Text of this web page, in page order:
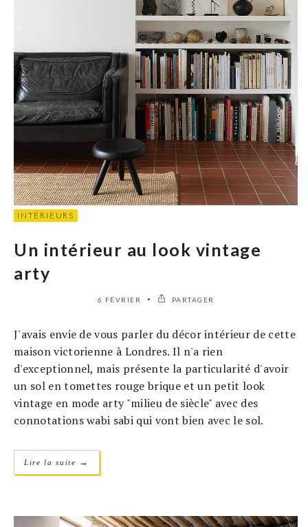
INTÉRIEURS
Un intérieur au look vintage
arty
6 FÉVRIER PARTAGER
J'avais envie de vous parler du décor intérieur de cette
maison victorienne à Londres. Il n'a rien
d'exceptionnel, mais présente la particularité d'avoir
un sol en tomettes rouge brique et un petit look
vintage en mode arty "milieu de siècle" avec des
connotations wabi sabi qui vont bien avec le sol.
Lire la suite →